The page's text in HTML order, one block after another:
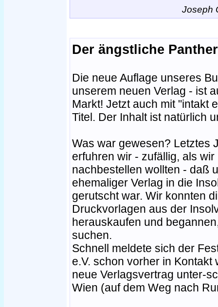
Joseph
Der ängstliche
Die neue Auflage unseres
unserem neuen Verlag - ist
Markt! Jetzt auch mit "intakt
Titel. Der Inhalt ist natürlich
Was war gewesen? Letztes
erfuhren wir - zufällig, als wir
nachbestellen wollten - daß
ehemaliger Verlag in die
gerutscht war. Wir konnten
Druckvorlagen aus der
herauskaufen und
suchen.
Schnell meldete sich der
e.V. schon vorher in Kontakt
neue Verlagsvertrag unter-
Wien (auf dem Weg nach